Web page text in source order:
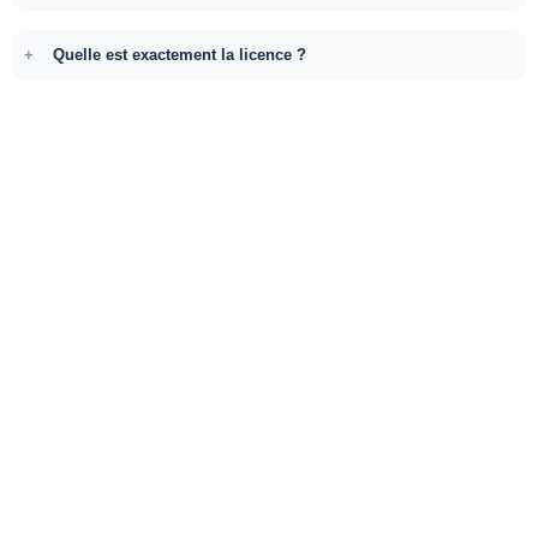
Quelle est exactement la licence ?